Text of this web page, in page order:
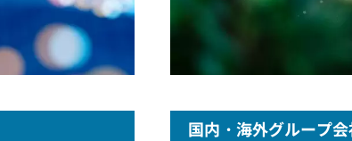
国内・海外グループ会